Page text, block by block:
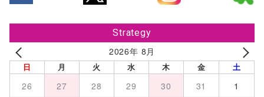
Strategy
2026年 8月
日 月 火 水 木 金 土
26 27 28 29 30 31
1